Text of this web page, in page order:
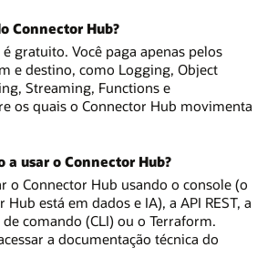
Connector Hub?
gratuito. Você paga apenas pelos
e destino, como Logging, Object
Streaming, Functions e
os quais o Connector Hub movimenta
a usar o Connector Hub?
o Connector Hub usando o console (o
Hub está em dados e IA), a API REST, a
comando (CLI) ou o Terraform.
a documentação técnica do